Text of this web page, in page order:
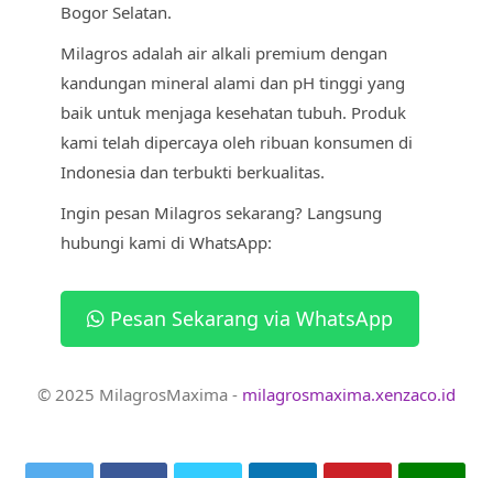
Bogor Selatan.
Milagros adalah air alkali premium dengan
kandungan mineral alami dan pH tinggi yang
baik untuk menjaga kesehatan tubuh. Produk
kami telah dipercaya oleh ribuan konsumen di
Indonesia dan terbukti berkualitas.
Ingin pesan Milagros sekarang? Langsung
hubungi kami di WhatsApp:
Pesan Sekarang via WhatsApp
© 2025 MilagrosMaxima - milagrosmaxima.xenzaco.id